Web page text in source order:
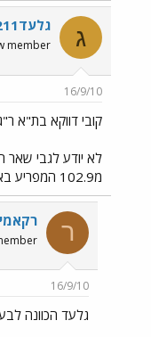
ג גלעד2211
member
16/9/10
קובי דווקא בת"א
לא יודע לגבי שאר
מ102.9 המפריע באיזור המרכז.
ר
16/9/10
גלעד הכוונה